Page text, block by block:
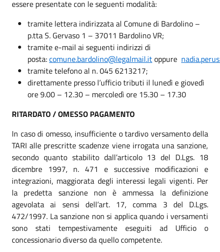
essere presentate con le seguenti modalità:
tramite lettera indirizzata al Comune di Bardolino –
p.tta S. Gervaso 1 – 37011 Bardolino VR;
tramite e-mail ai seguenti indirizzi di
posta:comune.bardolino@legalmail.itoppure
tramite telefono al n. 045 6213217;
direttamente presso l’ufficio tributi il lunedì e giovedì
ore 9.00 – 12.30 – mercoledì ore 15.30 – 17.30
RITARDATO / OMESSO PAGAMENTO
In caso di omesso, insufficiente o tardivo versamento della
TARI alle prescritte scadenze viene irrogata una sanzione,
secondo quanto stabilito dall’articolo 13 del D.Lgs. 18
dicembre 1997, n. 471 e successive modificazioni e
integrazioni, maggiorata degli interessi legali vigenti. Per
la predetta sanzione non è ammessa la definizione
agevolata ai sensi dell’art. 17, comma 3 del D.Lgs.
472/1997. La sanzione non si applica quando i versamenti
sono stati tempestivamente eseguiti ad Ufficio o
concessionario diverso da quello competente.